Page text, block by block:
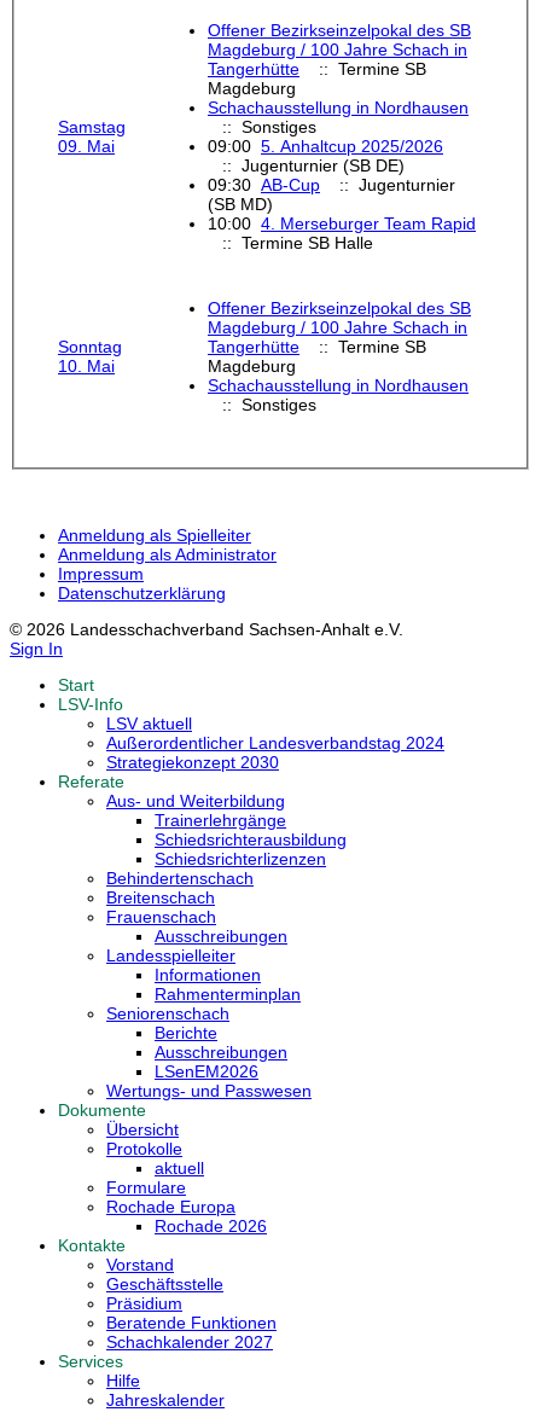
Samstag
09. Mai
Offener Bezirkseinzelpokal des SB
Magdeburg / 100 Jahre Schach in
Tangerhütte
:: Termine SB
Magdeburg
Schachausstellung in Nordhausen
:: Sonstiges
09:00 5. Anhaltcup 2025/2026
:: Jugenturnier (SB DE)
09:30 AB-Cup
:: Jugenturnier
(SB MD)
10:00 4. Merseburger Team Rapid
:: Termine SB Halle
Sonntag
10. Mai
Offener Bezirkseinzelpokal des SB
Magdeburg / 100 Jahre Schach in
Tangerhütte
:: Termine SB
Magdeburg
Schachausstellung in Nordhausen
:: Sonstiges
Anmeldung als Spielleiter
Anmeldung als Administrator
Impressum
Datenschutzerklärung
© 2026 Landesschachverband Sachsen-Anhalt e.V.
Sign In
Start
LSV-Info
LSV aktuell
Außerordentlicher Landesverbandstag 2024
Strategiekonzept 2030
Referate
Aus- und Weiterbildung
Trainerlehrgänge
Schiedsrichterausbildung
Schiedsrichterlizenzen
Behindertenschach
Breitenschach
Frauenschach
Ausschreibungen
Landesspielleiter
Informationen
Rahmenterminplan
Seniorenschach
Berichte
Ausschreibungen
LSenEM2026
Wertungs- und Passwesen
Dokumente
Übersicht
Protokolle
aktuell
Formulare
Rochade Europa
Rochade 2026
Kontakte
Vorstand
Geschäftsstelle
Präsidium
Beratende Funktionen
Schachkalender 2027
Services
Hilfe
Jahreskalender